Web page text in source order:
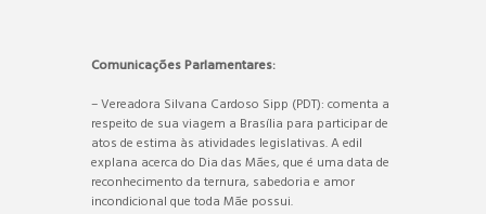
Comunicações Parlamentares:
– Vereadora Silvana Cardoso Sipp (PDT): comenta a
respeito de sua viagem a Brasília para participar de
atos de estima às atividades legislativas. A edil
explana acerca do Dia das Mães, que é uma data de
reconhecimento da ternura, sabedoria e amor
incondicional que toda Mãe possui.